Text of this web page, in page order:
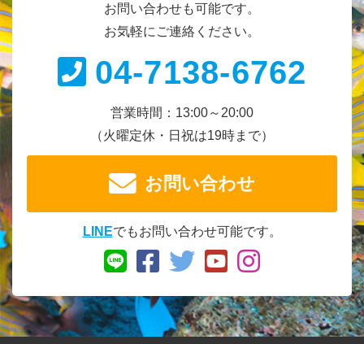
お問い合わせも可能です。
お気軽にご連絡ください。
04-7138-6762
営業時間：13:00～20:00
（火曜定休・日祝は19時まで）
お問い合わせ
LINEでもお問い合わせ可能です。